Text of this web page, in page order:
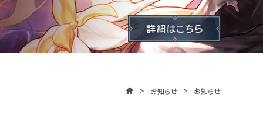
お知らせ お知らせ